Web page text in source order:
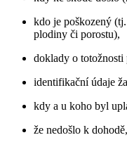
kdo je poškozený
plodiny či porostu),
doklady o totožnosti
identifikační údaje
kdy a u koho byl
že nedošlo k dohodě,